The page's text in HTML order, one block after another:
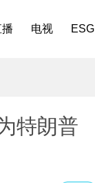
电视 ESG
特朗普